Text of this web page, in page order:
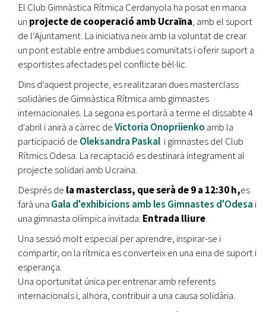
El Club Gimnàstica Rítmica Cerdanyola ha posat en marxa
un projecte de cooperació amb Ucraïna, amb el suport
de l’Ajuntament. La iniciativa neix amb la voluntat de crear
un pont estable entre ambdues comunitats i oferir suport a
esportistes afectades pel conflicte bèl·lic.
Dins d’aquest projecte, es realitzaran dues masterclass
solidàries de Gimnàstica Rítmica amb gimnastes
internacionales. La segona es portarà a terme el dissabte 4
d'abril i anirà a càrrec deVictoria Onopriienko amb la
participació de Oleksandra Paskal i gimnastes del Club
Rítmics Odesa. La recaptació es destinarà íntegrament al
projecte solidari amb Ucraïna.
Després de la masterclass, que serà de 9 a 12:30 h,es
farà una Gala d'exhibicions amb les Gimnastes d'Odesa i
una gimnasta olímpica invitada. Entrada lliure
Una sessió molt especial per aprendre, inspirar-se i
compartir, on la rítmica es converteix en una eina de suport i
esperança.
Una oportunitat única per entrenar amb referents
internacionals i, alhora, contribuir a una causa solidària.